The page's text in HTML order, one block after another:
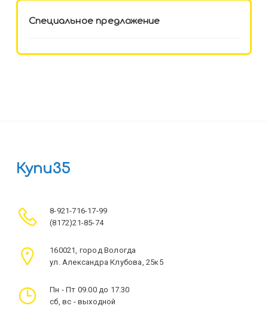
Специальное предложение
Купи35
8-921-716-17-99
(8172)21-85-74
160021, город Вологда
ул. Александра Клубова, 25к5
Пн - Пт 09.00 до 17.30
сб, вс - выходной